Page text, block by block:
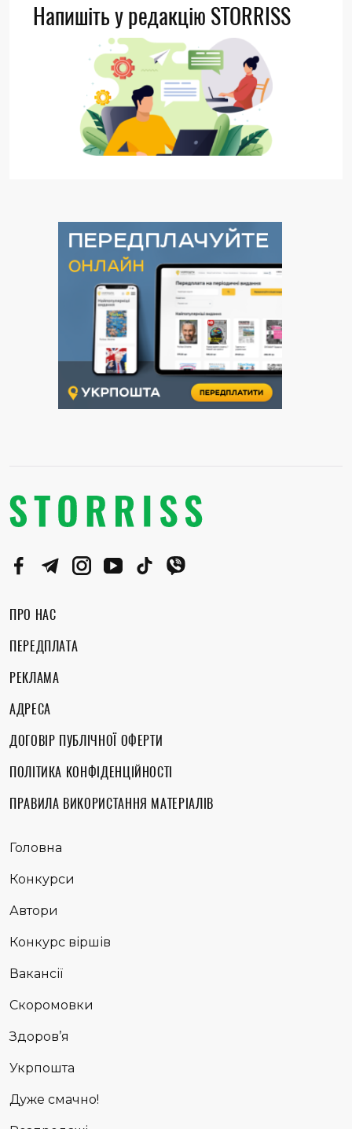
Напишіть у редакцію STORRISS
ПРО НАС
ПЕРЕДПЛАТА
РЕКЛАМА
АДРЕСА
ДОГОВІР ПУБЛІЧНОЇ ОФЕРТИ
ПОЛІТИКА КОНФІДЕНЦІЙНОСТІ
ПРАВИЛА ВИКОРИСТАННЯ МАТЕРІАЛІВ
Головна
Конкурси
Автори
Конкурс віршів
Вакансії
Скоромовки
Здоров’я
Укрпошта
Дуже смачно!